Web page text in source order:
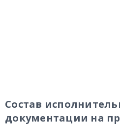
Состав
документации на